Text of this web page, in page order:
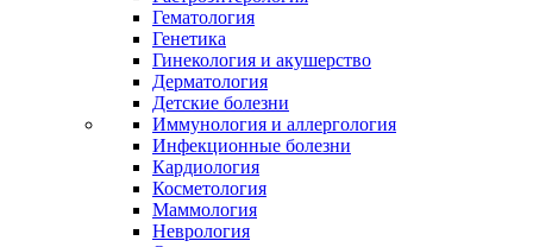
Гематология
Генетика
Гинекология и акушерство
Дерматология
Детские болезни
Иммунология и аллергология
Инфекционные болезни
Кардиология
Косметология
Маммология
Неврология